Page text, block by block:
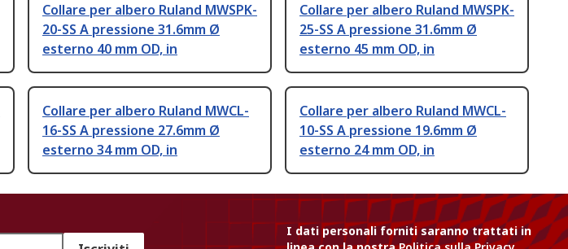
Collare per albero Ruland MWSPK-
20-SS A pressione 31.6mm Ø
esterno 40 mm OD, in
Collare per albero Ruland MWSPK-
25-SS A pressione 31.6mm Ø
esterno 45 mm OD, in
Collare per albero Ruland MWCL-
16-SS A pressione 27.6mm Ø
esterno 34 mm OD, in
Collare per albero Ruland MWCL-
10-SS A pressione 19.6mm Ø
esterno 24 mm OD, in
I dati personali forniti saranno trattati in